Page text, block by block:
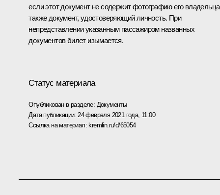
если этот документ не содержит фотографию его
также документ, удостоверяющий личность. При
непредставлении указанным пассажиром названных
документов билет изымается.
Статус материала
Опубликован в разделе: Документы
Дата публикации: 24 февраля 2021 года, 11:00
Ссылка на материал: kremlin.ru/d/65054